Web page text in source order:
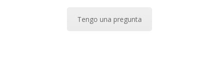
Tengo una pregunta